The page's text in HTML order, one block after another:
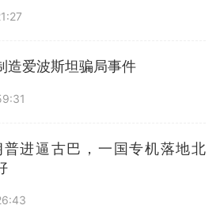
造爱波斯坦骗局事件
进逼古巴，一国专机落地北